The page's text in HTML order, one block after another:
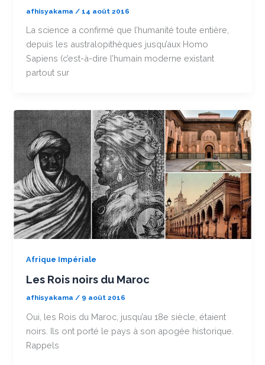
afhisyakama /14 août 2016
La science a confirmé que l’humanité toute entière,
depuis les australopithèques jusqu’aux Homo
Sapiens (c’est-à-dire l’humain moderne existant
partout sur
Afrique Impériale
Les Rois noirs du Maroc
afhisyakama/ 9 août 2016
Oui, les Rois du Maroc, jusqu’au 18e siècle, étaient
noirs. Ils ont porté le pays à son apogée historique.
Rappels